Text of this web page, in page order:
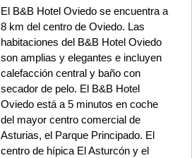
El B&B Hotel Oviedo se encuentra a
8 km del centro de Oviedo. Las
habitaciones del B&B Hotel Oviedo
son amplias y elegantes e incluyen
calefacción central y baño con
secador de pelo. El B&B Hotel
Oviedo está a 5 minutos en coche
del mayor centro comercial de
Asturias, el Parque Principado. El
centro de hípica El Asturcón y el